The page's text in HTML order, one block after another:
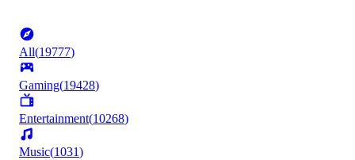
All(19777)
Gaming(19428)
Entertainment(10268)
Music(1031)